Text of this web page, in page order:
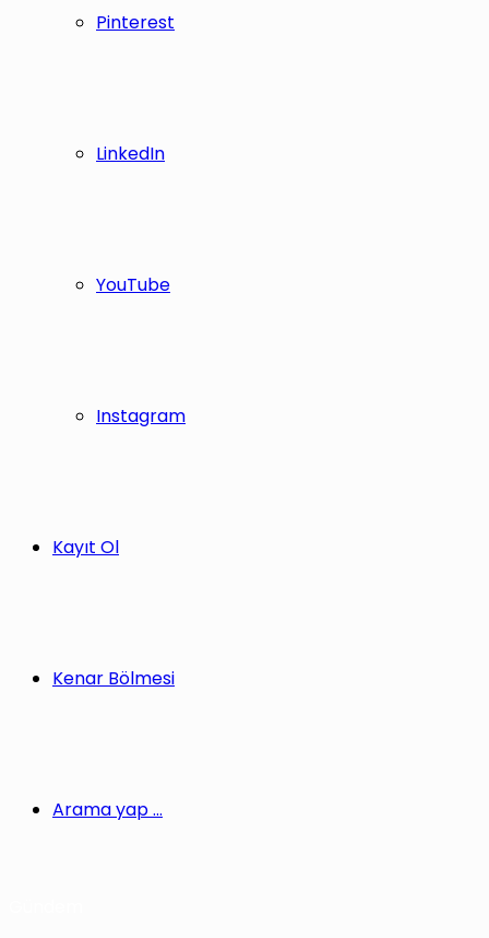
Pinterest
LinkedIn
YouTube
Instagram
Kayıt Ol
Kenar Bölmesi
Arama yap ...